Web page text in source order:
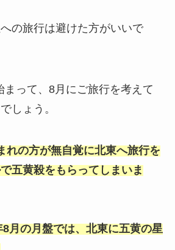
の旅行は避けた方がいいで
まって、8月にご旅行を考えて
しょう。
れの方が無自覚に北東へ旅行を
五黄殺をもらってしまいま
月の月盤では、北東に五黄の星